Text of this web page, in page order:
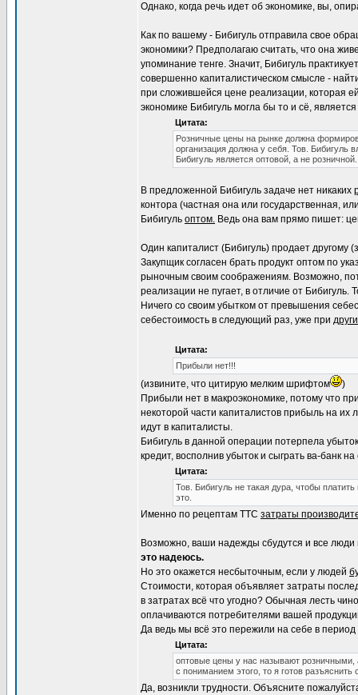
Однако, когда речь идет об экономике, вы,
Как по вашему - Бибигуль отправила свое
экономики? Предполагаю считать, что она
упоминание тенге. Значит, Бибигуль
совершенно капиталистическом смысле -
при сложившейся цене реализации, которая
экономике Бибигуль могла бы то и сё,
Цитата:
Розничные цены на рынке должна
организация должна у себя. Тов. Бибигуль
Бибигуль является оптовой, а не розничной.
В предложенной Бибигуль задаче нет никаких
контора (частная она или государственная,
Бибигуль оптом. Ведь она вам прямо пишет:
Один капиталист (Бибигуль) продает другому
Закупщик согласен брать продукт оптом по
рыночным своим соображениям. Возможно,
реализации не пугает, в отличие от Бибигуль.
Ничего со своим убытком от превышения
себестоимость в следующий раз, уже при
Цитата:
Прибыли нет!!!
(извините, что цитирую мелким шрифтом
)
Прибыли нет в макроэкономике, потому что
некоторой части капиталистов прибыль на
идут в капиталисты.
Бибигуль в данной операции потерпела
кредит, восполнив убыток и сыграть ва-банк
Цитата:
Тов. Бибигуль не такая дура, чтобы
это.
Именно по рецептам ТТС затраты
Возможно, ваши надежды сбудутся и все
это надеюсь.
Но это окажется несбыточным, если у людей
Стоимости, которая объявляет затраты
в затратах всё что угодно? Обычная лесть
оплачиваются потребителями вашей
Да ведь мы всё это пережили на себе в
Цитата:
оптовые цены у нас называют розничными,
с пониманием этого, то я готов
Да, возникли трудности. Объясните